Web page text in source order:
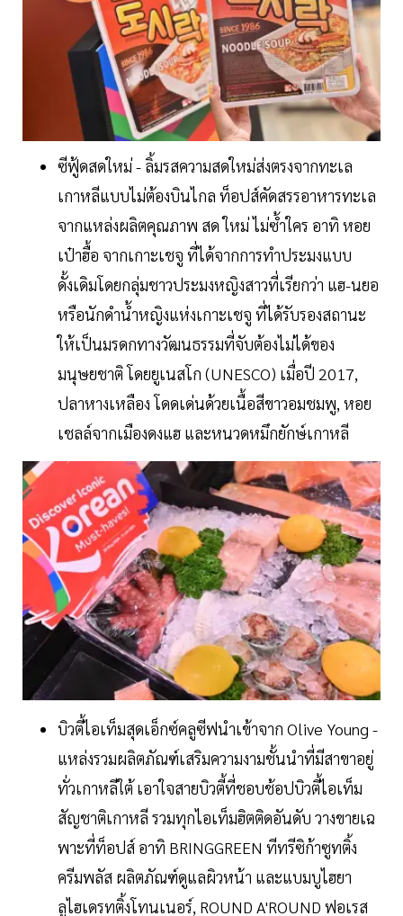
ซีฟู้ดสดใหม่ - ลิ้มรสความสดใหม่ส่งตรงจากทะเล
เกาหลีแบบไม่ต้องบินไกล ท็อปส์คัดสรรอาหารทะเล
จากแหล่งผลิตคุณภาพ สด ใหม่ ไม่ซ้ำใคร อาทิ หอย
เป๋าฮื้อ จากเกาะเชจู ที่ได้จากการทำประมงแบบ
ดั้งเดิมโดยกลุ่มชาวประมงหญิงสาวที่เรียกว่า แฮ-นยอ
หรือนักดำน้ำหญิงแห่งเกาะเชจู ที่ได้รับรองสถานะ
ให้เป็นมรดกทางวัฒนธรรมที่จับต้องไม่ได้ของ
มนุษยชาติ โดยยูเนสโก (UNESCO) เมื่อปี 2017,
ปลาหางเหลือง โดดเด่นด้วยเนื้อสีขาวอมชมพู, หอย
เชลล์จากเมืองดงแฮ และหนวดหมึกยักษ์เกาหลี
บิวตี้ไอเท็มสุดเอ็กซ์คลูซีฟนำเข้าจาก Olive Young -
แหล่งรวมผลิตภัณฑ์เสริมความงามชั้นนำที่มีสาขาอยู่
ทั่วเกาหลีใต้ เอาใจสายบิวตี้ที่ชอบช้อปบิวตี้ไอเท็ม
สัญชาติเกาหลี รวมทุกไอเท็มฮิตติดอันดับ วางขายเฉ
พาะที่ท็อปส์ อาทิ BRINGGREEN ทีทรีซิก้าซูทติ้ง
ครีมพลัส ผลิตภัณฑ์ดูแลผิวหน้า และแบมบูไฮยา
ลูไฮเดรทติ้งโทนเนอร์, ROUND A'ROUND ฟอเรส